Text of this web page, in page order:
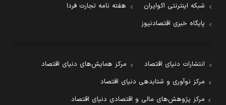
شبکه اینترنتی اکوایران
هفته نامه تجارت فردا
پایگاه خبری اقتصادنیوز
انتشارات دنیای اقتصاد
مرکز همایش‌های دنیای اقتصاد
مرکز نوآوری و شتابدهی دنیای اقتصاد
مرکز پژوهش‌های مالی و اقتصادی دنیای اقتصاد